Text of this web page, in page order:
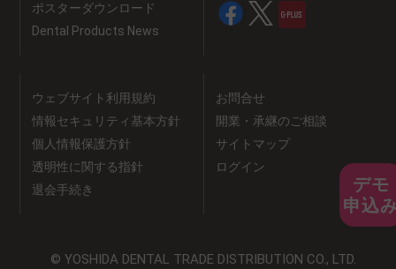
デモ
申込
ポスターダウンロード
Dental Products News
ウェブサイト利用規約
情報セキュリティ基本方針
個人情報保護方針
透明性に関する指針
退会手続き
お問合せ
開業・承継のご相談
サイトマップ
ログイン
© YOSHIDA DENTAL TRADE DISTRIBUTION CO., LTD.